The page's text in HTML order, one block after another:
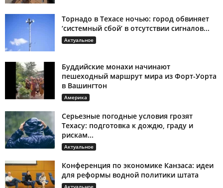
Торнадо в Техасе ночью: город обвиняет
‘системный сбой’ в отсутствии сигналов...
Актуальное
Буддийские монахи начинают
пешеходный маршрут мира из Форт-Уорта
в Вашингтон
Америка
Серьезные погодные условия грозят
Техасу: подготовка к дождю, граду и
рискам...
Актуальное
Конференция по экономике Канзаса: идеи
для реформы водной политики штата